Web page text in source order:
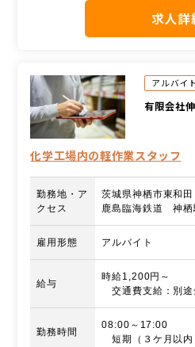
求人詳
アルバイト
有限会社
化学工場内の軽作業スタッフ
勤務地・ア
クセス
茨城県神栖市東和
鹿島臨海鉄道 神栖
雇用形態 アルバイト
給与
時給1,200円～
交通費支給：別途
勤務時間
08:00～17:00
短期（３ケ月以内